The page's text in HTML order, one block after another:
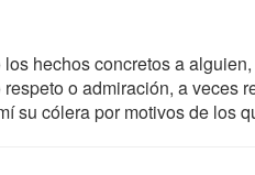
hechos concretos a
o admiración, a veces
su cólera por motivos de los